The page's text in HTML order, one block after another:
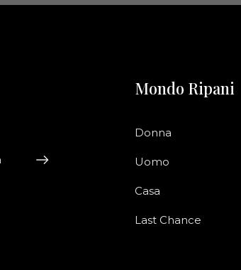
Mondo Ripani
Donna
Uomo
Casa
Last Chance